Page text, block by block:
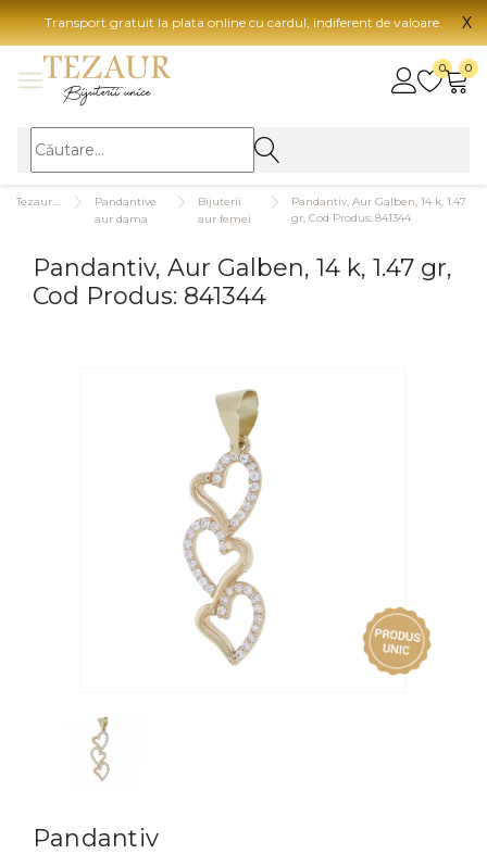
Transport gratuit la plata online cu cardul, indiferent de valoare. X
0 0
BIJUTERII
BIJUTERII FEMEI
Inele
Bratari
BIJUTERII COPII
Cercei
Pandantive
aur dama
Bijuterii
aur femei
Pandantiv, Aur Galben, 14 k, 1.47
gr, Cod Produs: 841344
Pandantiv, Aur Galben, 14 k, 1.47 gr,
Cod Produs: 841344
Pandantiv